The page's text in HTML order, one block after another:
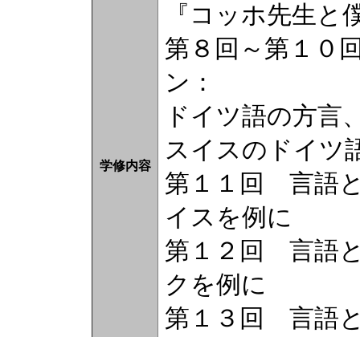
学修内容
『コッホ先生と
第８回～第１０
ン：
ドイツ語の方言
スイスのドイツ
第１１回 言語
イスを例に
第１２回 言語
クを例に
第１３回 言語